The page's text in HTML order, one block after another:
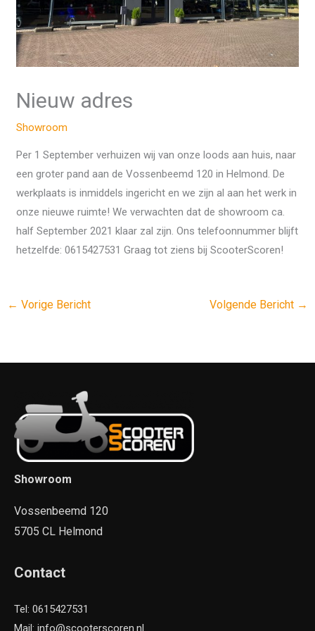
Nieuw adres
Showroom
Per 1 September verhuizen wij van onze loods aan huis, naar
een groter pand aan de Vossenbeemd 120 in Helmond. De
werkplaats is inmiddels ingericht en we zijn al aan het werk in
onze nieuwe ruimte! We verwachten dat de showroom ca.
half September 2021 klaar zal zijn. Ons telefoonnummer blijft
hetzelfde: 0615427531 Graag tot ziens bij ScooterScoren!
← Vorige Bericht Volgende Bericht →
Showroom
Vossenbeemd 120
5705 CL Helmond
Contact
Tel: 0615427531
Mail: info@scooterscoren.nl